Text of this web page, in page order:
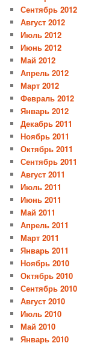
Сентябрь 2012
Август 2012
Июль 2012
Июнь 2012
Май 2012
Апрель 2012
Март 2012
Февраль 2012
Январь 2012
Декабрь 2011
Ноябрь 2011
Октябрь 2011
Сентябрь 2011
Август 2011
Июль 2011
Июнь 2011
Май 2011
Апрель 2011
Март 2011
Январь 2011
Ноябрь 2010
Октябрь 2010
Сентябрь 2010
Август 2010
Июль 2010
Май 2010
Январь 2010